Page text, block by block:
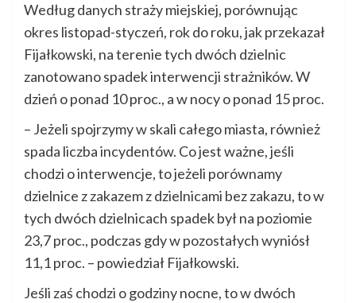
Według danych straży miejskiej, porównując
okres listopad-styczeń, rok do roku, jak przekazał
Fijałkowski, na terenie tych dwóch dzielnic
zanotowano spadek interwencji strażników. W
dzień o ponad 10 proc., a w nocy o ponad 15 proc.
– Jeżeli spojrzymy w skali całego miasta, również
spada liczba incydentów. Co jest ważne, jeśli
chodzi o interwencje, to jeżeli porównamy
dzielnice z zakazem z dzielnicami bez zakazu, to w
tych dwóch dzielnicach spadek był na poziomie
23,7 proc., podczas gdy w pozostałych wyniósł
11,1 proc. – powiedział Fijałkowski.
Jeśli zaś chodzi o godziny nocne, to w dwóch